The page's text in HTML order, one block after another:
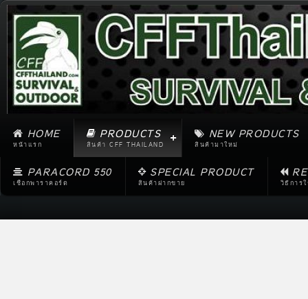
HOME
หน้าแรก
PRODUCTS
สินค้า CFF THAILAND
NEW PRODUCTS
สินค้ามาใหม่
PARACORD 550
เชือกพาราคอร์ด
SPECIAL PRODUCT
สินค้าฝากขาย วิธีการ